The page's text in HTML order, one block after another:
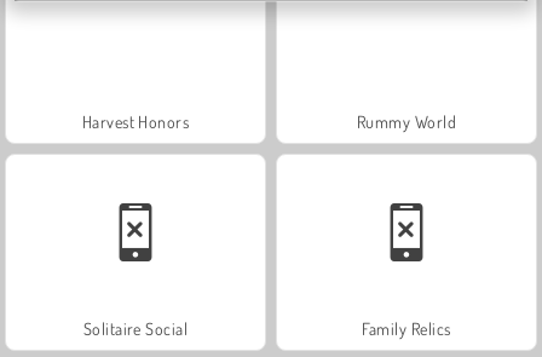
Harvest Honors Rummy World
Solitaire Social Family Relics